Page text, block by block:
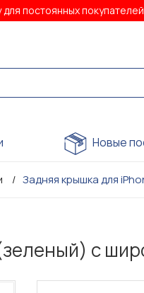
для постоянных
Новые
Задняя крышка для
с